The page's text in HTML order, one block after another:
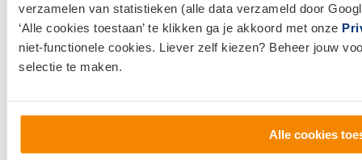
verzamelen van statistieken (alle data verzameld door
‘Alle cookies toestaan’ te klikken ga je akkoord met onze
niet-functionele cookies. Liever zelf kiezen? Beheer jouw
selectie te maken.
Alle cookies
Verzekeringsadvies
Huis kopen